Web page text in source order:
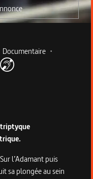
Documentaire •
l’Adamant puis
sa plongée au sein